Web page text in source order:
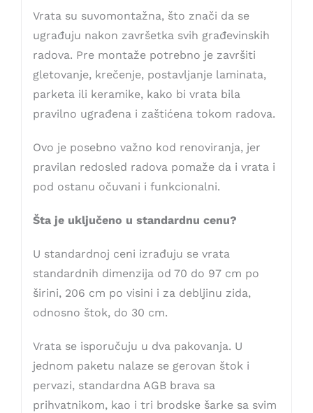
Vrata su suvomontažna, što znači da se
ugrađuju nakon završetka svih građevinskih
radova. Pre montaže potrebno je završiti
gletovanje, krečenje, postavljanje laminata,
parketa ili keramike, kako bi vrata bila
pravilno ugrađena i zaštićena tokom radova.
Ovo je posebno važno kod renoviranja, jer
pravilan redosled radova pomaže da i vrata i
pod ostanu očuvani i funkcionalni.
Šta je uključeno u standardnu cenu?
U standardnoj ceni izrađuju se vrata
standardnih dimenzija od 70 do 97 cm po
širini, 206 cm po visini i za debljinu zida,
odnosno štok, do 30 cm.
Vrata se isporučuju u dva pakovanja. U
jednom paketu nalaze se gerovan štok i
pervazi, standardna AGB brava sa
prihvatnikom, kao i tri brodske šarke sa svim